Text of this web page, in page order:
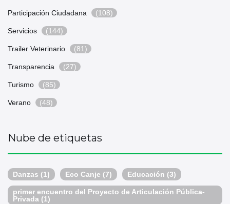
Participación Ciudadana (108)
Servicios (144)
Trailer Veterinario (81)
Transparencia (27)
Turismo (85)
Verano (48)
Nube de etiquetas
Danzas (1) Eco Canje (7) Educación (3)
primer encuentro del Proyecto de Articulación Pública-
Privada (1)